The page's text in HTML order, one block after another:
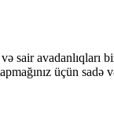
sair avadanlıqları
üçün